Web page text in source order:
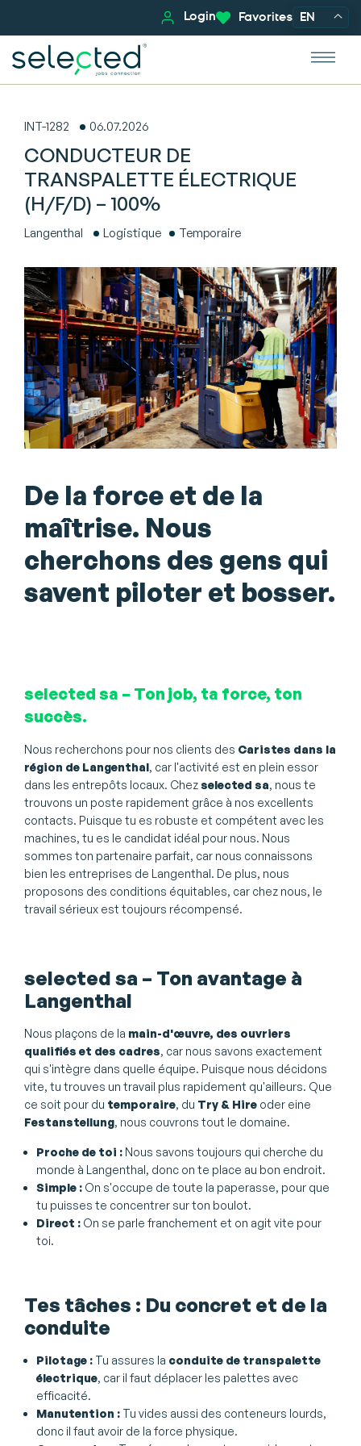
Login Favorites EN
INT-1282 06.07.2026
CONDUCTEUR DE
TRANSPALETTE ÉLECTRIQUE
(H/F/D) – 100%
Langenthal Logistique Temporaire
De la force et de la
maîtrise. Nous
cherchons des gens qui
savent piloter et bosser.
selected sa – Ton job, ta force, ton
succès.
Nous recherchons pour nos clients des Caristes dans la
région de Langenthal, car l'activité est en plein essor
dans les entrepôts locaux. Chezselected sa, nous te
trouvons un poste rapidement grâce à nos excellents
contacts. Puisque tu es robuste et compétent avec les
machines, tu es le candidat idéal pour nous. Nous
sommes ton partenaire parfait, car nous connaissons
bien les entreprises de Langenthal. De plus, nous
proposons des conditions équitables, car chez nous, le
travail sérieux est toujours récompensé.
selected sa – Ton avantage à
Langenthal
Nous plaçons de la main-d'œuvre, des ouvriers
qualifiés et des cadres, car nous savons exactement
qui s'intègre dans quelle équipe. Puisque nous décidons
vite, tu trouves un travail plus rapidement qu'ailleurs. Que
ce soit pour du temporaire, du Try & Hire oder eine
Festanstellung, nous couvrons tout le domaine.
Proche de toi : Nous savons toujours qui cherche du
monde à Langenthal, donc on te place au bon endroit.
Simple : On s'occupe de toute la paperasse, pour que
tu puisses te concentrer sur ton boulot.
Direct : On se parle franchement et on agit vite pour
toi.
Tes tâches : Du concret et de la
conduite
Pilotage : Tu assures la conduite de transpalette
électrique, car il faut déplacer les palettes avec
efficacité.
Manutention : Tu vides aussi des conteneurs lourds,
donc il faut avoir de la force physique.